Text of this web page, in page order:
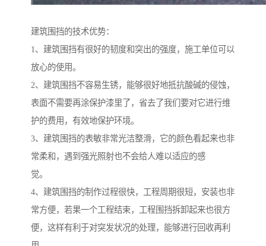
建筑围挡的技术优势：
1、建筑围挡有很好的韧度和突出的强度，施工单位可以
放心的使用。
2、建筑围挡不容易生锈，能够很好地抵抗酸碱的侵蚀，
表面不需要再涂保护漆里了，省去了我们要对它进行维
护的费用，有效地保护环境。
3、建筑围挡的表敏非常光洁整滑，它的颜色看起来也非
常柔和，遇到强光照射也不会给人难以适应的感
觉。
4、建筑围挡的制作过程很快，工程周期很短，安装也非
常方便，若果一个工程结束，工程围挡拆卸起来也很方
便，这样有利于对突发状况的处理，能够进行回收再利